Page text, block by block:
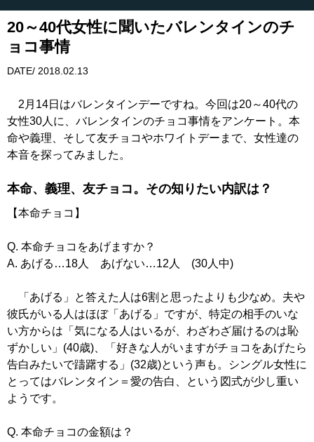
20～40代女性に聞いたバレンタインのチ
ョコ事情
DATE/ 2018.02.13
2月14日はバレンタインデーですね。今回は20～40代の
女性30人に、バレンタインのチョコ事情をアンケート。本
命や義理、そして友チョコやホワイトデーまで、女性達の
本音を探ってみました。
本命、義理、友チョコ。その知りたい内訳は？
【本命チョコ】
Q. 本命チョコをあげますか？
A. あげる…18人 あげない…12人 (30人中)
「あげる」と答えた人は6割と思ったよりも少なめ。夫や
彼氏がいる人はほぼ「あげる」ですが、特定の相手のいな
い方からは「気になる人はいるが、わざわざ届けるのは恥
ずかしい」(40歳)、「好きな人がいますがチョコをあげたら
告白みたいで躊躇する」(32歳)という声も。シングル女性に
とってはバレンタイン＝愛の告白、という図式が少し重い
ようです。
Q. 本命チョコの金額は？